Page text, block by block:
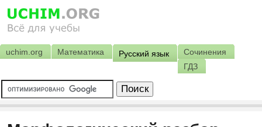
uchim.org Математика Русский язык
Сочинения
ГДЗ